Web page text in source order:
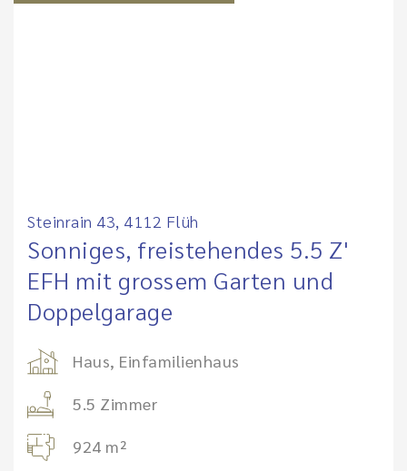
Steinrain 43, 4112 Flüh
Sonniges, freistehendes 5.5 Z'
EFH mit grossem Garten und
Doppelgarage
Haus, Einfamilienhaus
5.5 Zimmer
924 m²